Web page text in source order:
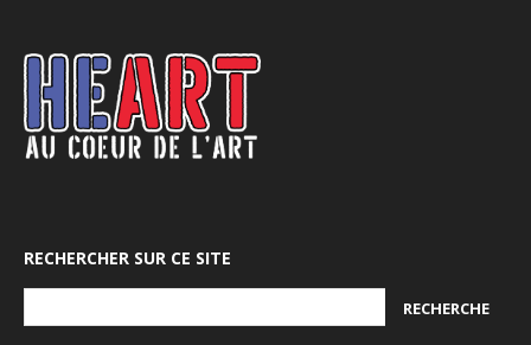
RECHERCHER SUR CE SITE